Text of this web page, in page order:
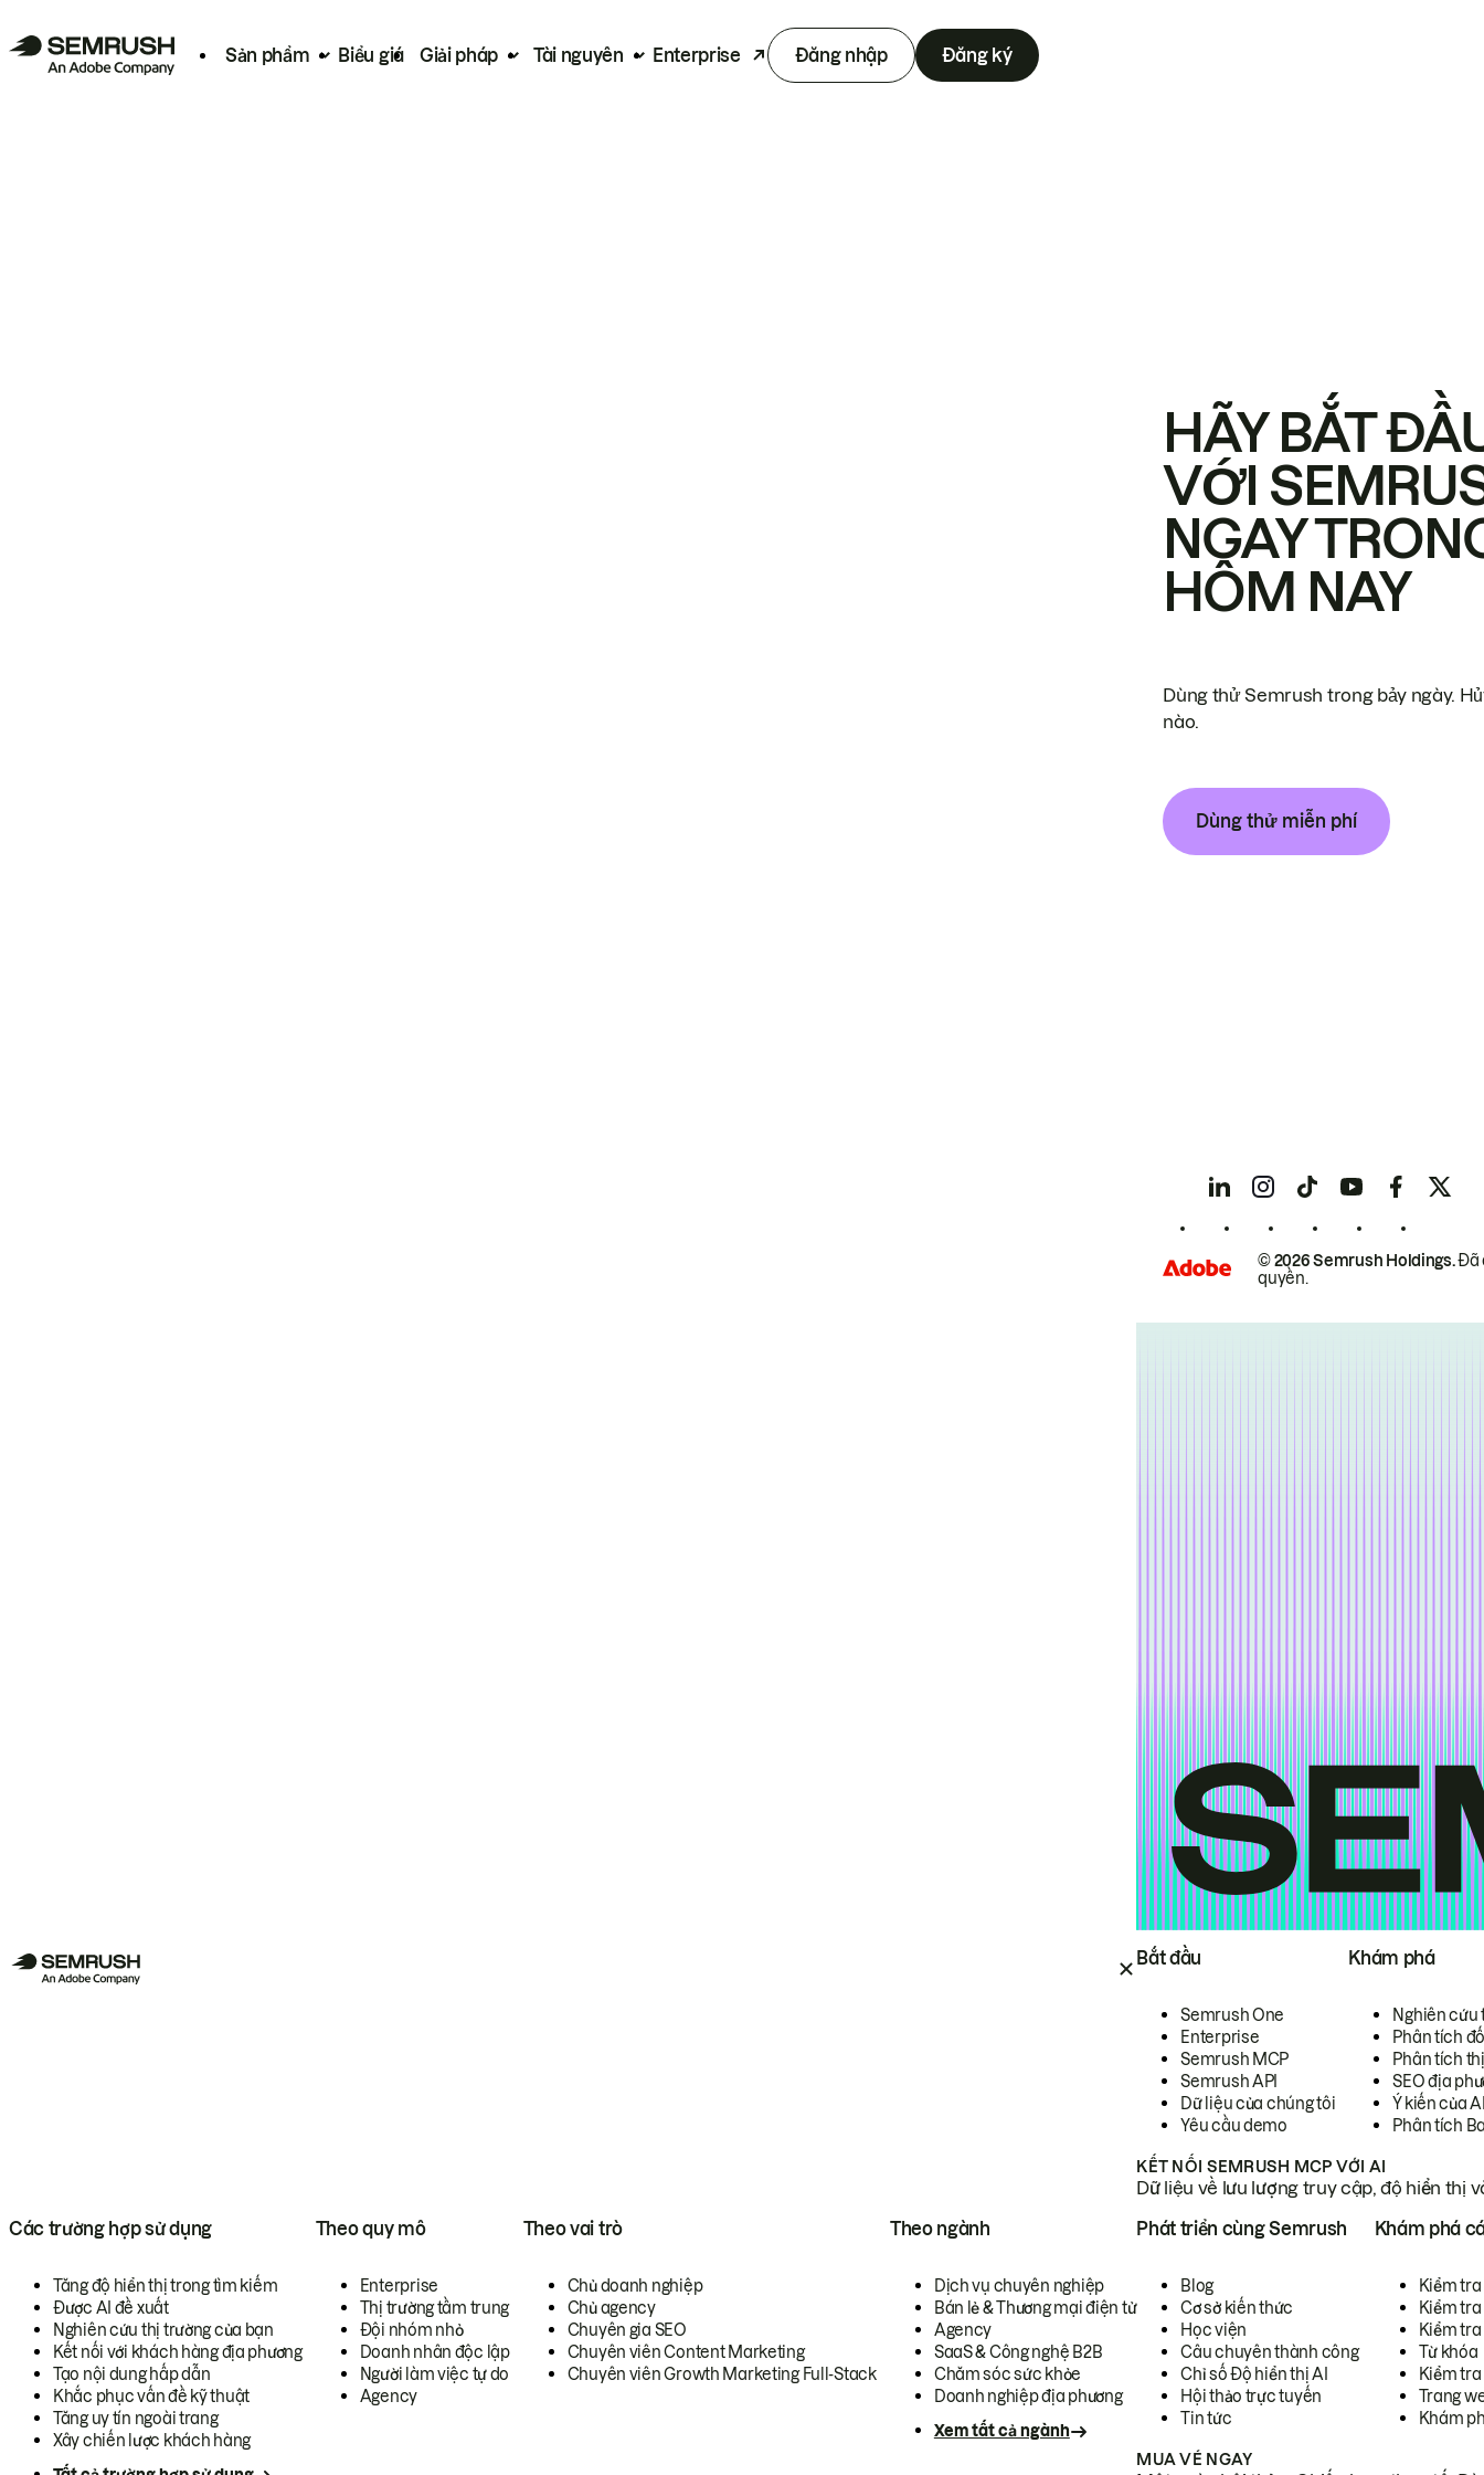
Sản phẩm Biểu giá Giải pháp Tài nguyên Enterprise Đăng nhập Đăng ký
Bắt đầu
Semrush One
Enterprise
Semrush MCP
Semrush API
Dữ liệu của chúng tôi
Yêu cầu demo
Khám phá
Nghiên cứu
Phân tích
Phân tích
SEO địa
Ý kiến của
Phân tích
KẾT NỐI SEMRUSH MCP VỚI AI
Dữ liệu về lưu lượng truy cập, độ hiển thị
Các trường hợp sử dụng
Tăng độ hiển thị trong tìm kiếm
Được AI đề xuất
Nghiên cứu thị trường của bạn
Kết nối với khách hàng địa phương
Tạo nội dung hấp dẫn
Khắc phục vấn đề kỹ thuật
Tăng uy tín ngoài trang
Xây chiến lược khách hàng
Theo quy mô
Enterprise
Thị trường tầm trung
Đội nhóm nhỏ
Doanh nhân độc lập
Người làm việc tự do
Agency
Theo vai trò
Chủ doanh nghiệp
Chủ agency
Chuyên gia SEO
Chuyên viên Content Marketing
Chuyên viên Growth Marketing Full-Stack
Theo ngành
Dịch vụ chuyên nghiệp
Bán lẻ & Thương mại điện tử
Agency
SaaS & Công nghệ B2B
Chăm sóc sức khỏe
Doanh nghiệp địa phương
Xem tất cả ngành
Phát triển cùng Semrush
Blog
Cơ sở kiến thức
Học viện
Câu chuyên thành công
Chỉ số Độ hiển thị AI
Hội thảo trực tuyến
Tin tức
Khám phá
Kiểm
Kiểm tra
Kiểm
Từ khóa
Kiểm
Trang
Khám
MUA VÉ NGAY
HÃY BẮT
VỚI
NGAY
HÔM NAY
Dùng thử Semrush trong bảy ngày.
nào.
Dùng thử miễn phí
© 2026 Semrush Holdings.Đã
quyền.